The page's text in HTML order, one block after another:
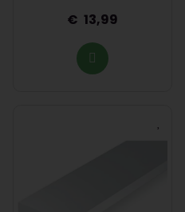
13,99